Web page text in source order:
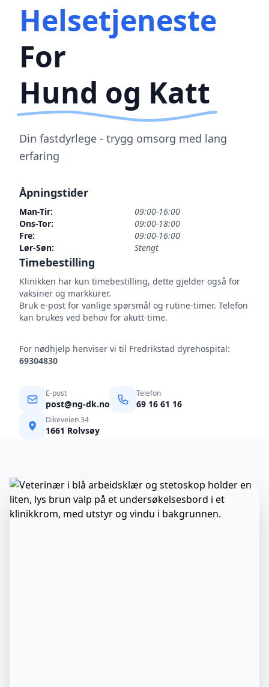
Helsetjeneste
For
Hund og Katt
Din fastdyrlege - trygg omsorg med lang
erfaring
Åpningstider
Man-Tir:
09:00-16:00
Ons-Tor:
09:00-18:00
Fre:
09:00-16:00
Lør-Søn:
Stengt
Timebestilling
Klinikken har kun timebestilling, dette gjelder også for
vaksiner og markkurer.
Bruk e-post for vanlige spørsmål og rutine-timer. Telefon
kan brukes ved behov for akutt-time.
For nødhjelp henviser vi til Fredrikstad dyrehospital:
69304830
E-post
post@ng-dk.no
Telefon
69 16 61 16
Dikeveien 34
1661 Rolvsøy